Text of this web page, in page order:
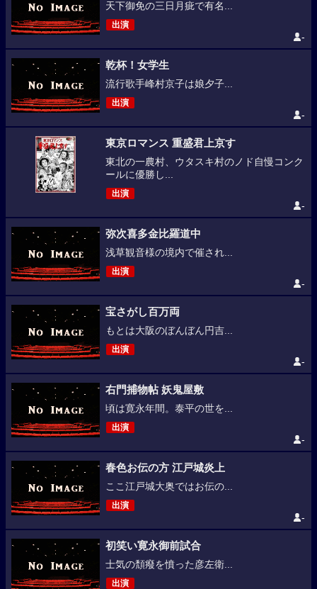
天下御免の三日月疵で有名...
出演
-
乾杯！女学生
流行歌手峰村京子は娘夕子...
出演
-
東京ロマンス 重盛君上京す
東北の一農村、ウタスキ村のノド自慢コンク
ールに優勝し...
出演
-
弥次喜多金比羅道中
浅草観音様の境内で催され...
出演
-
宝さがし百万両
もとは大阪のぼんぼん円吉...
出演
-
右門捕物帖 妖鬼屋敷
頃は寛永年間。泰平の世を...
出演
-
春色お伝の方 江戸城炎上
ここ江戸城大奥ではお伝の...
出演
-
初笑い寛永御前試合
士気の頽癈を憤った彦左衛...
出演